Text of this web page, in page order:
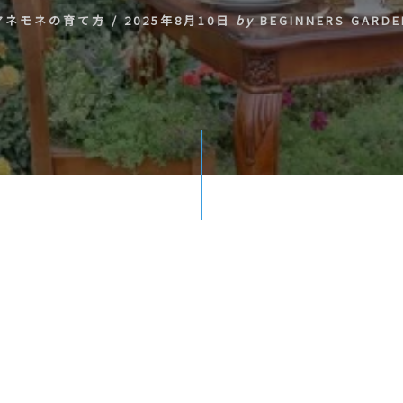
ネモネの育て方/ 2025年8月10日 by BEGINNERS